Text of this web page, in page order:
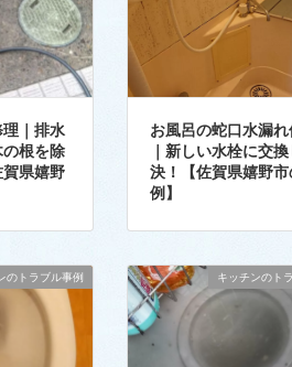
｜排水
根を除
県嬉野
お風呂の蛇口水漏れ
｜新しい水栓に交
決！【佐賀県嬉野市
例】
のトラブル事例 キッチンのト